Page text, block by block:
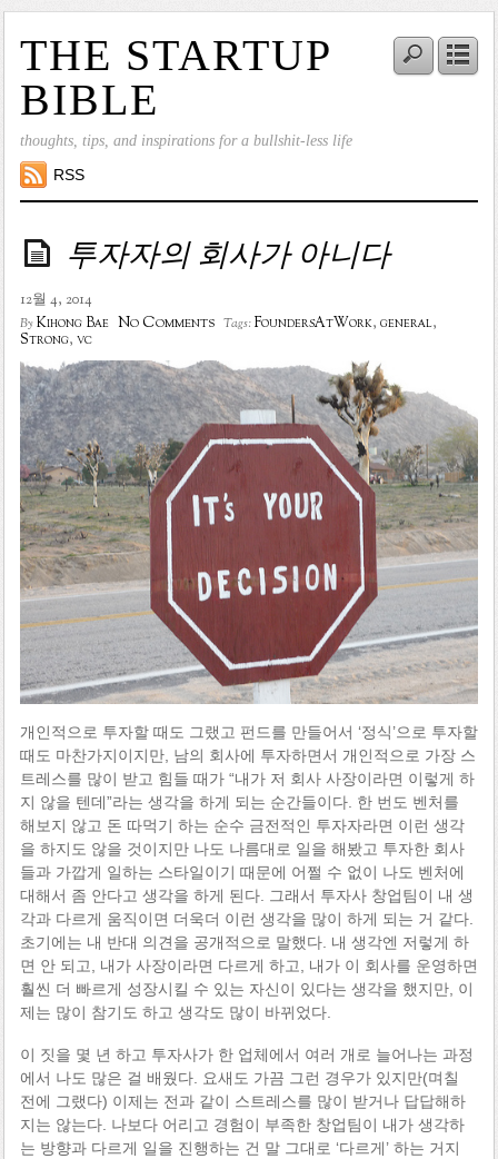
THE STARTUP
BIBLE
thoughts, tips, and inspirations for a bullshit-less life
RSS
투자자의 회사가 아니다
12월 4, 2014
ByKihong Bae No Comments Tags:FoundersAtWork, general,
Strong, vc
개인적으로 투자할 때도 그랬고 펀드를 만들어서 ‘정식’으로 투자할
때도 마찬가지이지만, 남의 회사에 투자하면서 개인적으로 가장 스
트레스를 많이 받고 힘들 때가 “내가 저 회사 사장이라면 이렇게 하
지 않을 텐데”라는 생각을 하게 되는 순간들이다. 한 번도 벤처를
해보지 않고 돈 따먹기 하는 순수 금전적인 투자자라면 이런 생각
을 하지도 않을 것이지만 나도 나름대로 일을 해봤고 투자한 회사
들과 가깝게 일하는 스타일이기 때문에 어쩔 수 없이 나도 벤처에
대해서 좀 안다고 생각을 하게 된다. 그래서 투자사 창업팀이 내 생
각과 다르게 움직이면 더욱더 이런 생각을 많이 하게 되는 거 같다.
초기에는 내 반대 의견을 공개적으로 말했다. 내 생각엔 저렇게 하
면 안 되고, 내가 사장이라면 다르게 하고, 내가 이 회사를 운영하면
훨씬 더 빠르게 성장시킬 수 있는 자신이 있다는 생각을 했지만, 이
제는 많이 참기도 하고 생각도 많이 바뀌었다.
이 짓을 몇 년 하고 투자사가 한 업체에서 여러 개로 늘어나는 과정
에서 나도 많은 걸 배웠다. 요새도 가끔 그런 경우가 있지만(며칠
전에 그랬다) 이제는 전과 같이 스트레스를 많이 받거나 답답해하
지는 않는다. 나보다 어리고 경험이 부족한 창업팀이 내가 생각하
는 방향과 다르게 일을 진행하는 건 말 그대로 ‘다르게’ 하는 거지